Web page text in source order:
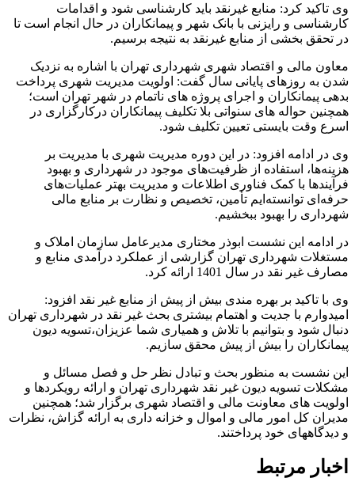
وی تاکید کرد: منابع غیرنقد باید کارشناسی شود و اقدامات
کارشناسی و رایزنی با بانک شهر و پیمانکاران در حال انجام است تا
در تحقق بخشی از منابع غیرنقد به نتیجه برسیم.
معاون مالی و اقتصاد شهری شهرداری تهران با اشاره به نزدیک
شدن به روزهای پایانی سال گفت: اولویت مدیریت شهری پرداخت
بدهی پیمانکاران و اجرای پروژه های ناتمام در شهر تهران است؛
همچنین حواله های سنواتی بلا تکلیف پیمانکاران درکارگزاری در
اسرع وقت بایستی تعیین تکلیف شود.
وی در ادامه افزود: در این دوره مدیریت شهری با مدیریت بر
هزینه‌ها، استفاده از ظرفیت‌های موجود در شهرداری و بهبود
فرآیندها با کمک فناوری اطلاعات و مدیریت بهتر عملیات‌های
حرفه‌ای توانسته‌ایم تأمین، تخصیص و نظارت بر منابع مالی
شهرداری را بهبود ببخشیم.
در ادامه این نشست ابوذر مختاری مدیرعامل سازمان املاک و
مستغلات شهرداری تهران گزارشی از عملکرد درآمدی منابع و
مصارف غیر نقد در سال 1401 ارائه کرد.
وی با تاکید بر بهره مندی بیش از پیش از منابع غیر نقد افزود:
امیدوارم با جدیت و اهتمام بیشتری بحث غیر نقد در شهرداری تهران
دنبال شود و بتوانیم با تلاش و همیاری شما عزیزان،تسویه دیون
پیمانکاران را بیش از پیش محقق سازیم.
این نشست به منظور بحث و تبادل نظر حل و فصل مسائل و
مشکلات تسویه دیون غیر نقد شهرداری تهران و ارائه رویکردها و
اولویت های معاونت مالی و اقتصاد شهری برگزار شد؛ همچنین
مدیران کل امور مالی و اموال و خزانه داری به ارائه گزاش، نظرات
و دیدگاههای خود پرداختند.
اخبار مرتبط